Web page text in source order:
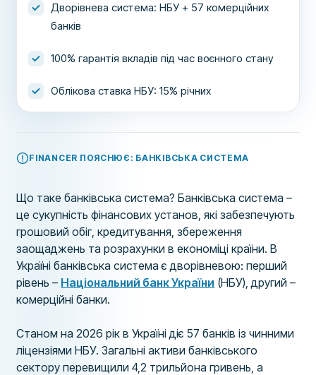
Дворівнева система: НБУ + 57 комерційних
банків
100% гарантія вкладів під час воєнного стану
Облікова ставка НБУ: 15% річних
FINANCER ПОЯСНЮЄ: БАНКІВСЬКА СИСТЕМА
Що таке банківська система? Банківська система –
це сукупність фінансових установ, які забезпечують
грошовий обіг, кредитування, збереження
заощаджень та розрахунки в економіці країни. В
Україні банківська система є дворівневою: перший
рівень – Національний банк України (НБУ), другий –
комерційні банки.
Станом на 2026 рік в Україні діє 57 банків із чинними
ліцензіями НБУ. Загальні активи банківського
сектору перевищили 4,2 трильйона гривень, а